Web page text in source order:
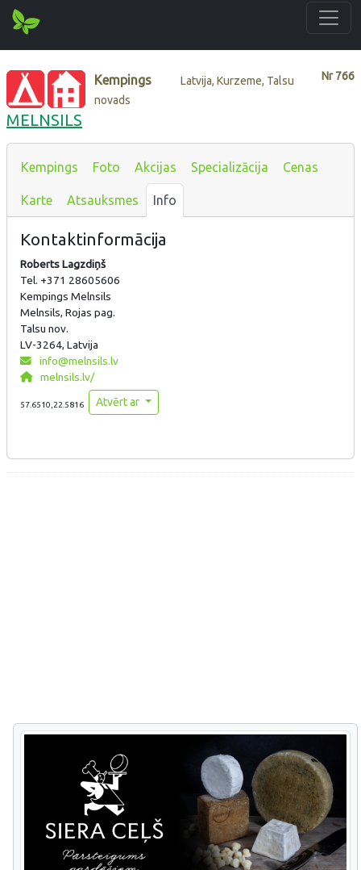
Nr766
Kempings
Latvija, Kurzeme, Talsu
novads
MELNSILS
Kempings Foto Akcijas Specializācija Cenas
Karte Atsauksmes Info
Kontaktinformācija
Roberts Lagzdiņš
Tel. +371 28605606
Kempings Melnsils
Melnsils, Rojas pag.
Talsu nov.
LV-3264, Latvija
info@melnsils.lv
melnsils.lv/
57.6510,22.5816 Atvērt ar